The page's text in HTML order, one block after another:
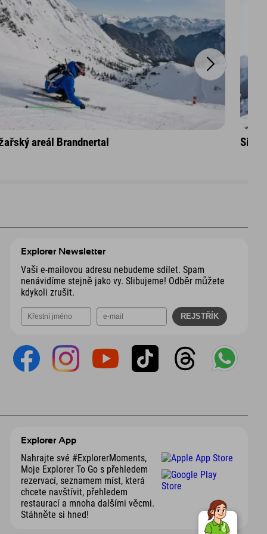
areál Brandnertal
Explorer Newsletter
Vaši e-mailovou adresu nebudeme sdílet. Spam
nenávidíme stejně jako vy. Slibujeme! Odběr můžete
kdykoli zrušit.
Explorer App
Nahrajte své #ExplorerMoments,
Moje Explorer To Go s přehledem
rezervací, seznamem míst, která
chcete navštívit, přehledem
restaurací a mnoha dalšími věcmi.
Stáhněte si hned!